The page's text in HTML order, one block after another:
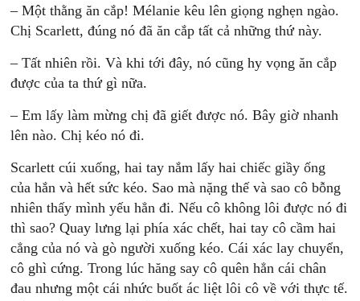
– Một thằng ăn cắp! Mélanie kêu lên giọng nghẹn ngào.
Chị Scarlett, đúng nó đã ăn cắp tất cả những thứ này.
– Tất nhiên rồi. Và khi tới đây, nó cũng hy vọng ăn cắp
được của ta thứ gì nữa.
– Em lấy làm mừng chị đã giết được nó. Bây giờ nhanh
lên nào. Chị kéo nó đi.
Scarlett cúi xuống, hai tay nắm lấy hai chiếc giầy ống
của hắn và hết sức kéo. Sao mà nặng thế và sao cô bỗng
nhiên thấy mình yếu hẳn đi. Nếu cô không lôi được nó đi
thì sao? Quay lưng lại phía xác chết, hai tay cô cầm hai
cẳng của nó và gò người xuống kéo. Cái xác lay chuyển,
cô ghì cứng. Trong lúc hăng say cô quên hẳn cái chân
đau nhưng một cái nhức buốt ác liệt lôi cô về với thực tế.